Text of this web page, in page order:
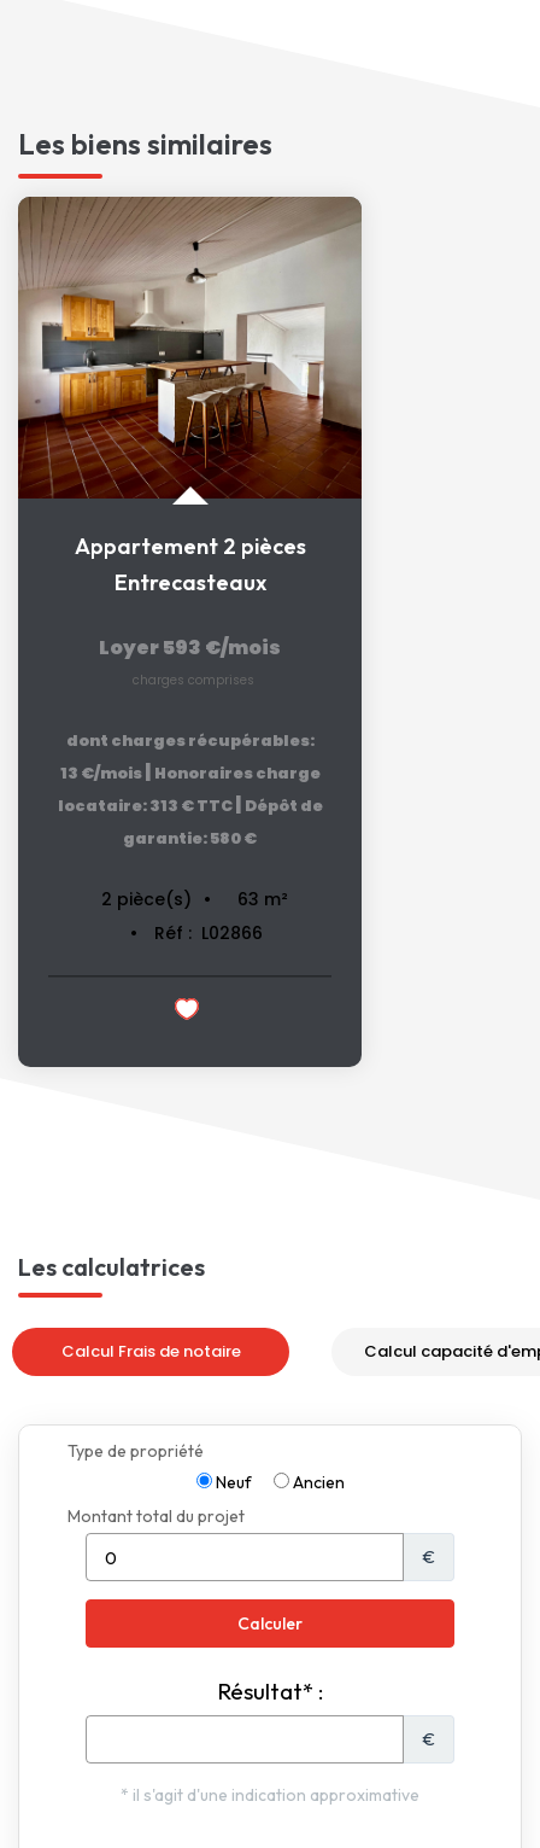
Les biens similaires
Appartement 2 pièces
Entrecasteaux
Loyer 593 €/mois
charges comprises
dont charges récupérables:
13 €/mois| Honoraires charge
locataire: 313 € TTC| Dépôt de
garantie: 580 €
2 pièce(s) 63 m²
Réf : L02866
Les calculatrices
Calcul Frais de notaire Calcul capacité